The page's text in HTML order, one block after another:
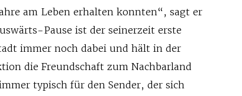
am Leben erhalten konnten“, sagt er
Pause ist der seinerzeit erste
immer noch dabei und hält in der
die Freundschaft zum Nachbarland
typisch für den Sender, der sich